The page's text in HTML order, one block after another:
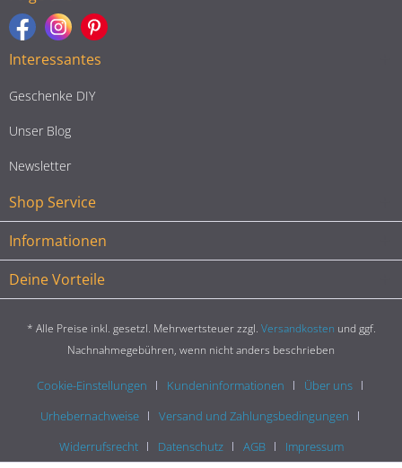
Interessantes
Geschenke DIY
Unser Blog
Newsletter
Shop Service
Informationen
Deine Vorteile
* Alle Preise inkl. gesetzl. Mehrwertsteuer zzgl. Versandkosten und ggf.
Nachnahmegebühren, wenn nicht anders beschrieben
Cookie-Einstellungen Kundeninformationen
Über uns
Urhebernachweise
Versand und Zahlungsbedingungen
Widerrufsrecht
Datenschutz AGB Impressum